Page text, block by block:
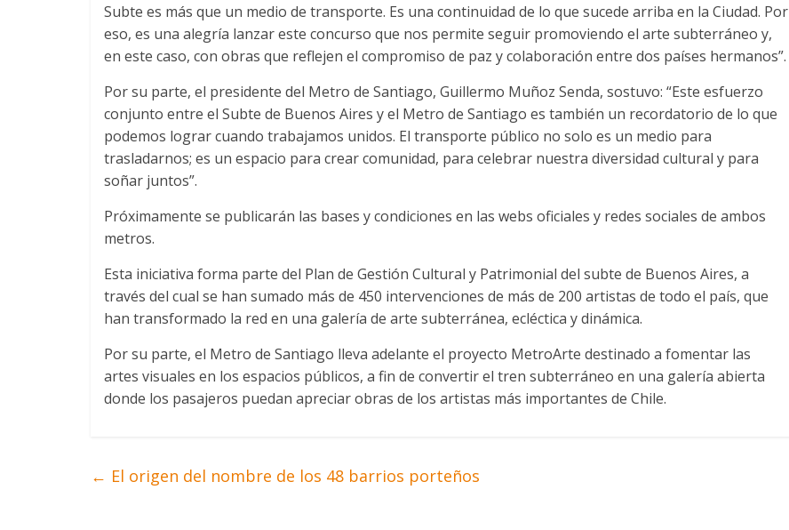
Subte es más que un medio de transporte. Es una continuidad de lo que sucede arriba en la Ciudad. Por
eso, es una alegría lanzar este concurso que nos permite seguir promoviendo el arte subterráneo y,
en este caso, con obras que reflejen el compromiso de paz y colaboración entre dos países hermanos”.
Por su parte, el presidente del Metro de Santiago, Guillermo Muñoz Senda, sostuvo: “Este esfuerzo
conjunto entre el Subte de Buenos Aires y el Metro de Santiago es también un recordatorio de lo que
podemos lograr cuando trabajamos unidos. El transporte público no solo es un medio para
trasladarnos; es un espacio para crear comunidad, para celebrar nuestra diversidad cultural y para
soñar juntos”.
Próximamente se publicarán las bases y condiciones en las webs oficiales y redes sociales de ambos
metros.
Esta iniciativa forma parte del Plan de Gestión Cultural y Patrimonial del subte de Buenos Aires, a
través del cual se han sumado más de 450 intervenciones de más de 200 artistas de todo el país, que
han transformado la red en una galería de arte subterránea, ecléctica y dinámica.
Por su parte, el Metro de Santiago lleva adelante el proyecto MetroArte destinado a fomentar las
artes visuales en los espacios públicos, a fin de convertir el tren subterráneo en una galería abierta
donde los pasajeros puedan apreciar obras de los artistas más importantes de Chile.
← El origen del nombre de los 48 barrios porteños